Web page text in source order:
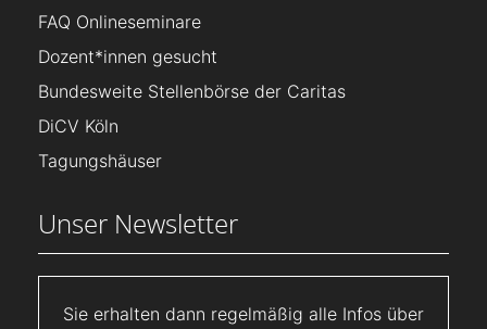
FAQ Onlineseminare
Dozent*innen gesucht
Bundesweite Stellenbörse der Caritas
DiCV Köln
Tagungshäuser
Unser Newsletter
Sie erhalten dann regelmäßig alle Infos über